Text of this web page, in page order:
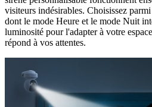
visiteurs indésirables. Choisissez
dont le mode Heure et le mode Nuit
luminosité pour l'adapter à votre
répond à vos attentes.